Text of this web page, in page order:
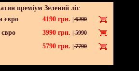
преміум Зелений ліс
євро
4190 грн. 6290
3990 грн. 5990
5790 грн. 7790